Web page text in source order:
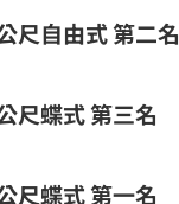
尺自由式第二名
尺蝶式第三名
尺蝶式第一名